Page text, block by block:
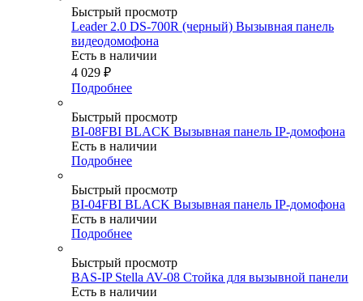
Быстрый просмотр
Leader 2.0 DS-700R (черный) Вызывная панель
видеодомофона
Есть в наличии
4 029 ₽
Подробнее
Быстрый просмотр
BI-08FBI BLACK Вызывная панель IP-домофона
Есть в наличии
Подробнее
Быстрый просмотр
BI-04FBI BLACK Вызывная панель IP-домофона
Есть в наличии
Подробнее
Быстрый просмотр
BAS-IP Stella AV-08 Стойка для вызывной панели
Есть в наличии